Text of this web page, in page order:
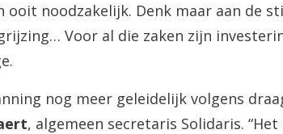
noodzakelijk. Denk maar aan de
Voor al die zaken zijn
nog meer geleidelijk volgens
, algemeen secretaris Solidaris.